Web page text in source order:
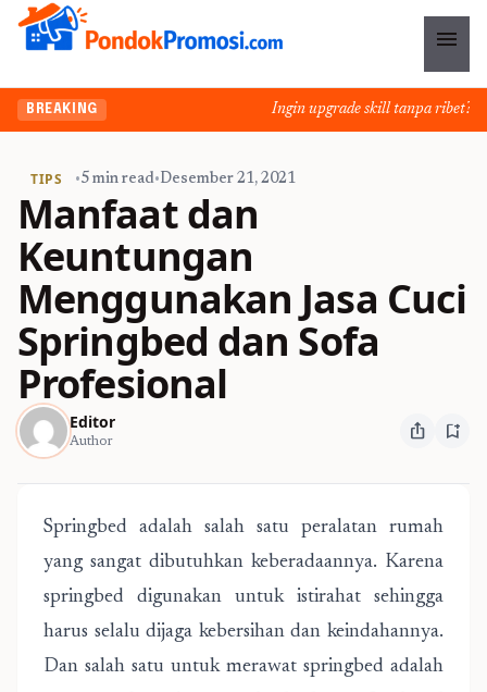
menu
BREAKING Ingin upgrade skill tanpa ribet?
TIPS •5 min read•Desember 21, 2021
Manfaat dan
Keuntungan
Menggunakan Jasa Cuci
Springbed dan Sofa
Profesional
Editor
Author ios_share bookmark_add
Springbed adalah salah satu peralatan rumah
yang sangat dibutuhkan keberadaannya. Karena
springbed digunakan untuk istirahat sehingga
harus selalu dijaga kebersihan dan keindahannya.
Dan salah satu untuk merawat springbed adalah